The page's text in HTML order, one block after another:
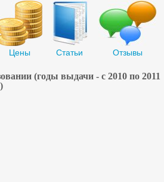
Цены Статьи Отзывы
(годы выдачи - с 2010 по 2011